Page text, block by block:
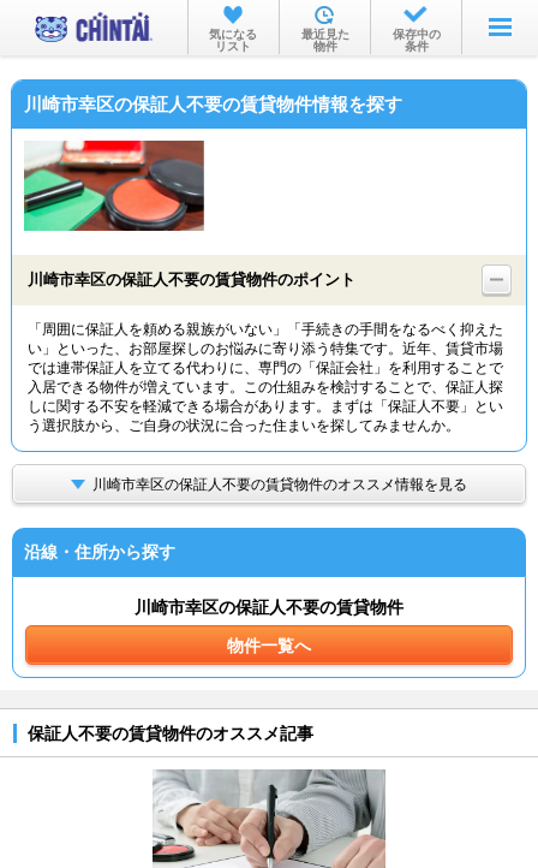
お部屋を探す
沿線・駅から
物件特集から
TOP
気になる
リスト
最近見た
物件
保存中の
条件
川崎市幸区の保証人不要の賃貸物件情報を探す
川崎市幸区の保証人不要の賃貸物件のポイント
「周囲に保証人を頼める親族がいない」「手続きの手間をなるべく抑えた
い」といった、お部屋探しのお悩みに寄り添う特集です。近年、賃貸市場
では連帯保証人を立てる代わりに、専門の「保証会社」を利用することで
入居できる物件が増えています。この仕組みを検討することで、保証人探
しに関する不安を軽減できる場合があります。まずは「保証人不要」とい
う選択肢から、ご自身の状況に合った住まいを探してみませんか。
川崎市幸区の保証人不要の賃貸物件のオススメ情報を見る
沿線・住所から探す
川崎市幸区の保証人不要の賃貸物件
物件一覧へ
保証人不要の賃貸物件のオススメ記事